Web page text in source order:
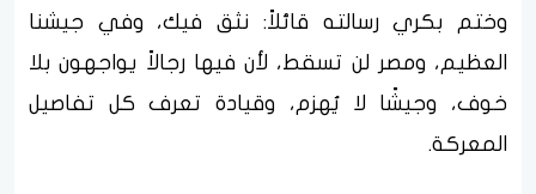
وختم بكري رسالته قائلاً: نثق فيك، وفي جيشنا
العظيم، ومصر لن تسقط، لأن فيها رجالاً يواجهون بلا
خوف، وجيشًا لا يُهزم، وقيادة تعرف كل تفاصيل
المعركة.